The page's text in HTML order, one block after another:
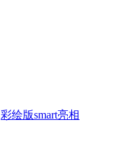
彩绘版smart亮相